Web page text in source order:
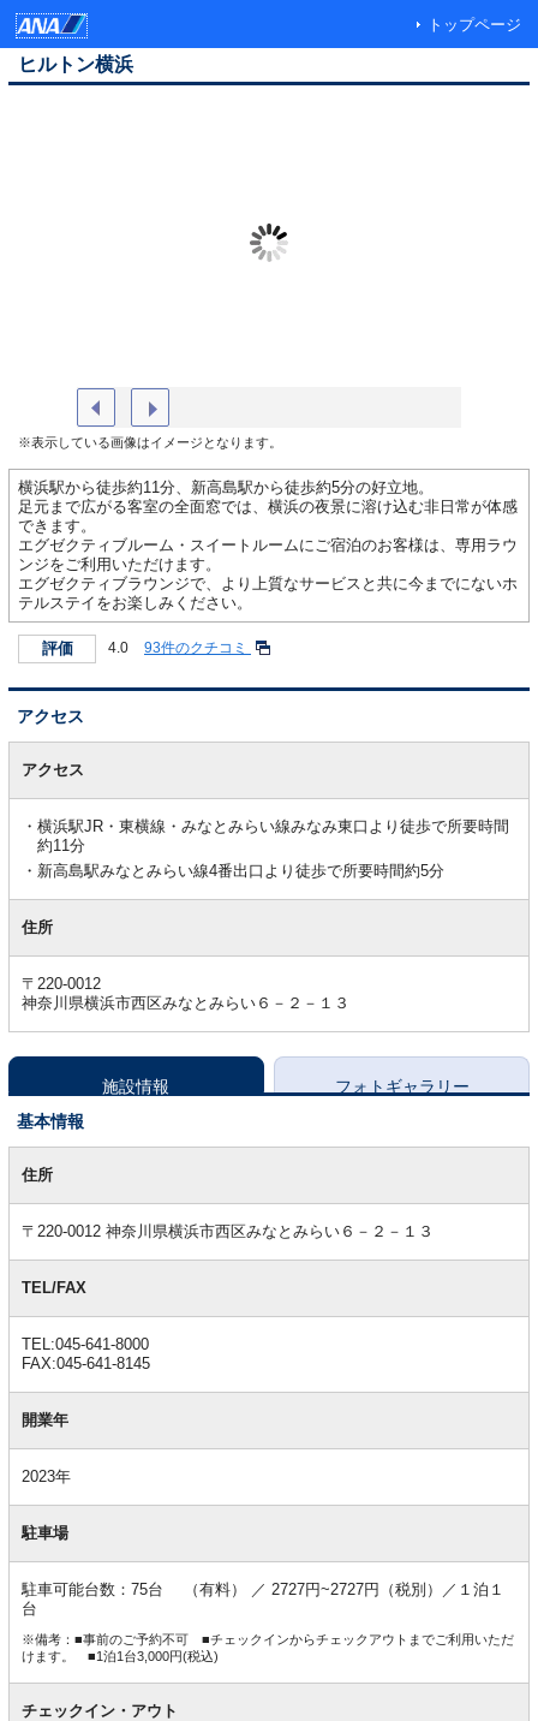
トップページ
ヒルトン横浜
※表示している画像はイメージとなります。
横浜駅から徒歩約11分、新高島駅から徒歩約5分の好立地。
足元まで広がる客室の全面窓では、横浜の夜景に溶け込む非日常が体感
できます。
エグゼクティブルーム・スイートルームにご宿泊のお客様は、専用ラウ
ンジをご利用いただけます。
エグゼクティブラウンジで、より上質なサービスと共に今までにないホ
テルステイをお楽しみください。
評価 4.0 93件のクチコミ
アクセス
アクセス
横浜駅JR・東横線・みなとみらい線みなみ東口より徒歩で所要時間
約11分
新高島駅みなとみらい線4番出口より徒歩で所要時間約5分
住所
〒220-0012
神奈川県横浜市西区みなとみらい６－２－１３
施設情報
フォトギャラリー
基本情報
本住所
〒220-0012 神奈川県横浜市西区みなとみらい６－２－１３
TEL/FAX
TEL:045-641-8000
FAX:045-641-8145
開業年
2023年
駐車場
駐車可能台数：75台 （有料） ／ 2727円~2727円（税別）／１泊１
台
※備考：■事前のご予約不可 ■チェックインからチェックアウトまでご利用いただ
けます。 ■1泊1台3,000円(税込)
チェックイン・アウト